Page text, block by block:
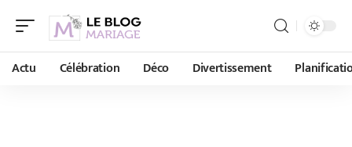
Actu Célébration Déco Divertissement